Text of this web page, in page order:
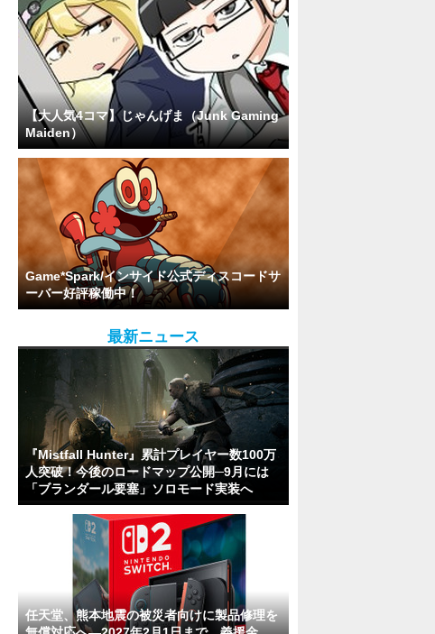
【大人気4コマ】じゃんげま（Junk Gaming
Maiden）
Game*Spark/インサイド公式ディスコードサ
ーバー好評稼働中！
最新ニュース
『Mistfall Hunter』累計プレイヤー数100万
人突破！今後のロードマップ公開─9月には
「ブランダール要塞」ソロモード実装へ
任天堂、熊本地震の被災者向けに製品修理を